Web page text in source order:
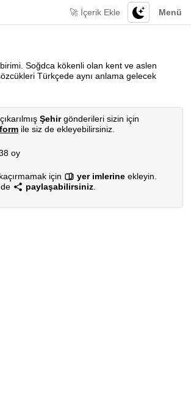
Menü
🚀 İçerik Ekle
Soğdca kökenli olan kent ve aslen
Türkçede aynı anlama gelecek
Şehirgönderileri sizin için
ile siz de ekleyebilirsiniz.
oy
için yer imlerine ekleyin.
paylaşabilirsiniz